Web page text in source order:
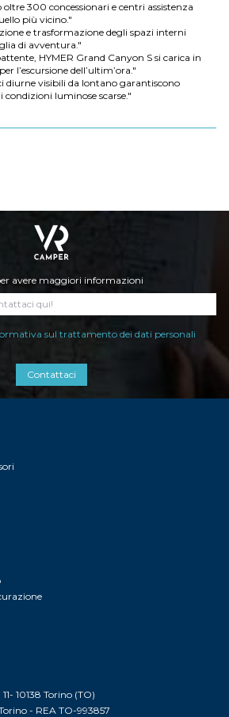
300 concessionari e centri assistenza
più vicino."
e trasformazione degli spazi interni
di avventura."
HYMER Grand Canyon S si carica in
l’escursione dell’ultim’ora."
diurne visibili da lontano garantiscono
condizioni luminose scarse."
avere maggiori informazioni
sul trattamento dei dati personali
Contattaci
10138 Torino (TO)
- REA TO-993857